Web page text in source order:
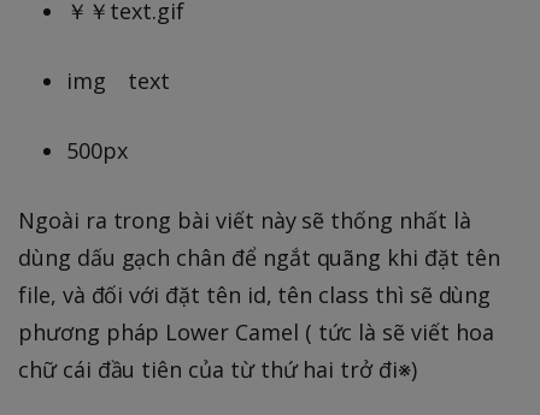
￥￥text.gif
img text
500px
Ngoài ra trong bài viết này sẽ thống nhất là
dùng dấu gạch chân để ngắt quãng khi đặt tên
file, và đối với đặt tên id, tên class thì sẽ dùng
phương pháp Lower Camel ( tức là sẽ viết hoa
chữ cái đầu tiên của từ thứ hai trở đi※)